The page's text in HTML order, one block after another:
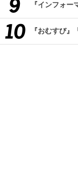
『インフォ
『おむすび